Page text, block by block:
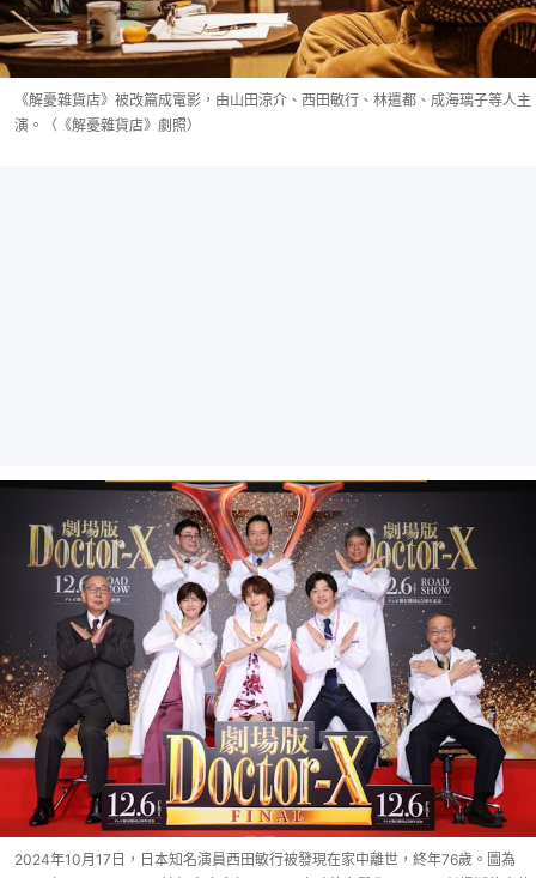
《解憂雜貨店》被改篇成電影，由山田涼介、西田敏行、林遣都、成海璃子等人主
演。（《解憂雜貨店》劇照）
2024年10月17日，日本知名演員西田敏行被發現在家中離世，終年76歲。圖為